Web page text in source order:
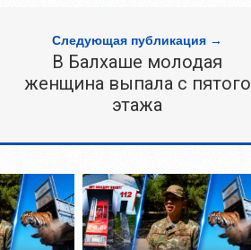
Следующая публикация →
В Балхаше молодая
женщина выпала c пятого
этажа